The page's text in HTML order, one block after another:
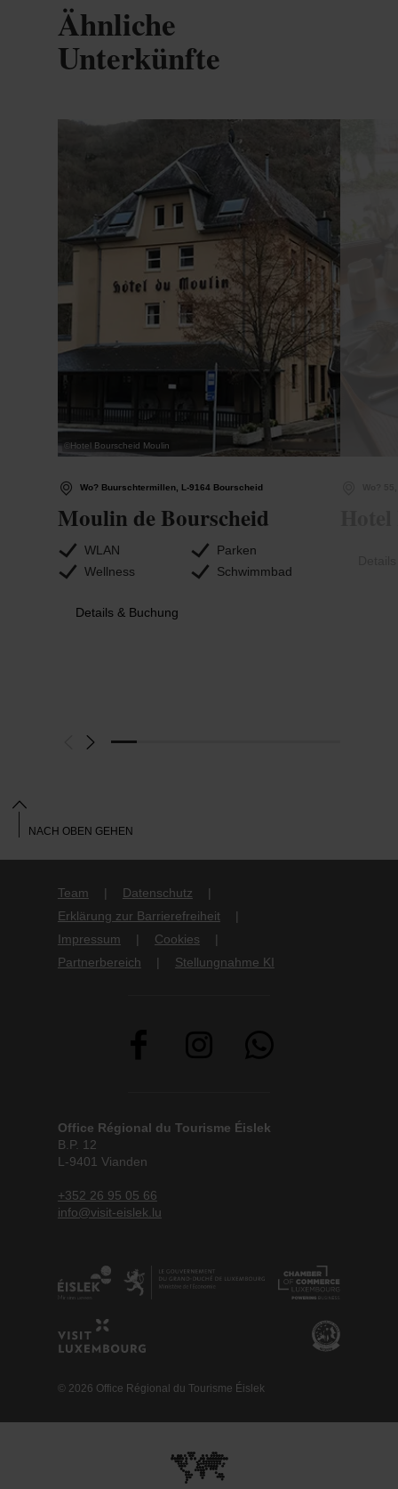
Ähnliche
Unterkünfte
©Hotel Bourscheid Moulin
Wo? Buurschtermillen, L-9164 Bourscheid
Moulin de Bourscheid
WLAN
Parken
Wellness
Schwimmbad
Details & Buchung
Team
Datenschutz
Erklärung zur Barrierefreiheit
Impressum
Cookies
Partnerbereich
Stellungnahme KI
Office Régional du Tourisme Éislek
B.P. 12
L-9401 Vianden
+352 26 95 05 66
info@visit-eislek.lu
© 2026 Office Régional du Tourisme Éislek
NACH OBEN GEHEN